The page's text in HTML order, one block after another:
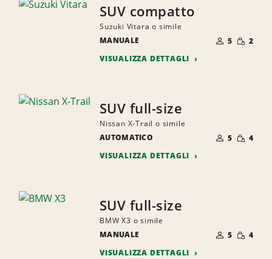
SUV compatto
Suzuki Vitara o simile
MANUALE
DI
PERSONE
5 RIDOTTA
2
VISUALIZZA DETTAGLI
SUV full-size
Nissan X-Trail o simile
AUTOMATICO
DI
PERSONE
5 RIDOTTA
4
VISUALIZZA DETTAGLI
SUV full-size
BMW X3 o simile
MANUALE
DI
PERSONE
5 RIDOTTA
4
VISUALIZZA DETTAGLI